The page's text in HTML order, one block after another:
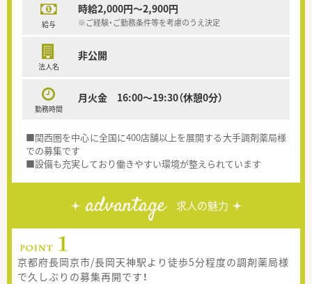
給与
時給2,000円～2,900円
※ご経験・ご勤務条件等を考慮のうえ決定
法人名
非公開
勤務時間
月火金 16:00～19:30（休憩0分）
■関西圏を中心に全国に400店舗以上を展開する大手調剤薬局様
での募集です
■設備も充実しており働きやすい環境が整えられています
advantage 求人の魅力
京都府長岡京市/長岡天神駅より徒歩5分程度の調剤薬局様
で久しぶりの募集再開です！